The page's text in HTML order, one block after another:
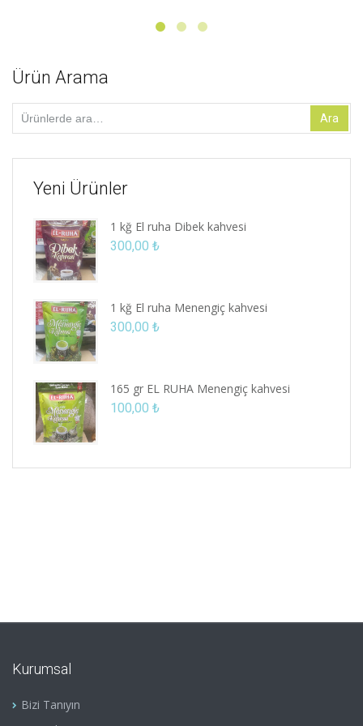
Ürün Arama
Ara: Ara
Yeni Ürünler
1 kğ El ruha Dibek kahvesi
300,00 ₺
1 kğ El ruha Menengiç kahvesi
300,00 ₺
165 gr EL RUHA Menengiç kahvesi
100,00 ₺
Kurumsal
Bizi Tanıyın